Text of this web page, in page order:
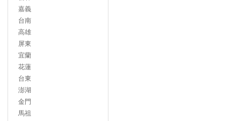
嘉義
台南
高雄
屏東
宜蘭
花蓮
台東
澎湖
金門
馬祖